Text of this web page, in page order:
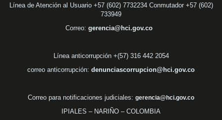
Línea de Atención al Usuario +57 (602) 7732234 Conmutador +57 (602)
733949
Correo: gerencia@hci.gov.co
Línea anticorrupción +(57) 316 442 2054
correo anticorrupción: denunciascorrupcion@hci.gov.co
Correo para notificaciones judiciales: gerencia@hci.gov.co
IPIALES – NARIÑO – COLOMBIA